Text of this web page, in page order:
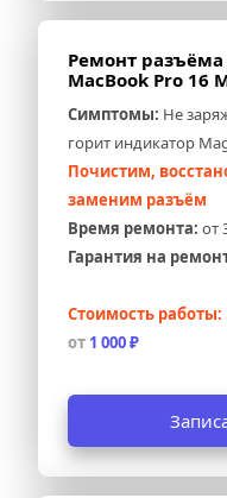
Ремонт разъёма
MacBook Pro 16
Симптомы: Не
горит индикатор
Почистим,
заменим разъём
Время ремонта: от
Гарантия на
Стоимость работы:
от 1 000 ₽